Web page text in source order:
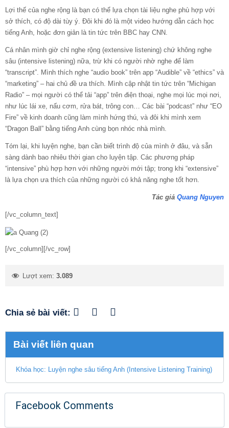
Lợi thế của nghe rộng là bạn có thể lựa chọn tài liệu nghe phù hợp với
sở thích, có độ dài tùy ý. Đôi khi đó là một video hướng dẫn cách học
tiếng Anh, hoặc đơn giản là tin tức trên BBC hay CNN.
Cá nhân mình giờ chỉ nghe rộng (extensive listening) chứ không nghe
sâu (intensive listening) nữa, trừ khi có người nhờ nghe để làm
“transcript”. Mình thích nghe “audio book” trên app “Audible” về “ethics” và
“marketing” – hai chủ đề ưa thích. Mình cập nhật tin tức trên “Michigan
Radio” – mọi người có thể tải “app” trên điện thoại, nghe mọi lúc mọi nơi,
như lúc lái xe, nấu cơm, rửa bát, trông con… Các bài “podcast” như “EO
Fire” về kinh doanh cũng làm mình hứng thú, và đôi khi mình xem
“Dragon Ball” bằng tiếng Anh cùng bọn nhóc nhà mình.
Tóm lại, khi luyện nghe, bạn cần biết trình độ của mình ở đâu, và sẵn
sàng dành bao nhiêu thời gian cho luyện tập. Các phương pháp
“intensive” phù hợp hơn với những người mới tập; trong khi “extensive”
là lựa chọn ưa thích của những người có khả năng nghe tốt hơn.
Tác giả Quang Nguyen
[/vc_column_text]
[/vc_column][/vc_row]
Lượt xem: 3.089
Chia sẻ bài viết:
Bài viết liên quan
Khóa học: Luyện nghe sâu tiếng Anh (Intensive Listening Training)
Facebook Comments